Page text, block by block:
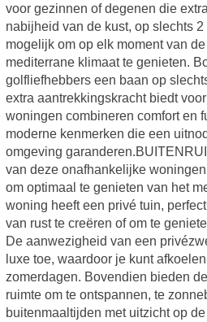
voor gezinnen of degenen die
nabijheid van de kust, op slechts
mogelijk om op elk moment van
mediterrane klimaat te genieten.
golfliefhebbers een baan op
extra aantrekkingskracht biedt
woningen combineren comfort en
moderne kenmerken die een
omgeving
van deze onafhankelijke
om optimaal te genieten van het
woning heeft een privé tuin,
van rust te creëren of om te
De aanwezigheid van een
luxe toe, waardoor je kunt
zomerdagen. Bovendien bieden
ruimte om te ontspannen, te
buitenmaaltijden met uitzicht op